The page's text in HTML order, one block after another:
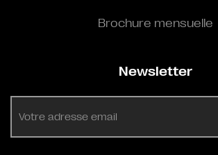
Brochure mensuelle
Newsletter